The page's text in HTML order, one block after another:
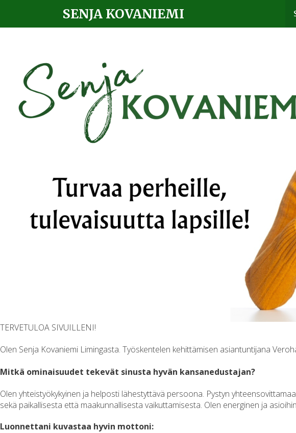
SENJA KOVANIEMI
TERVETULOA SIVUILLENI!
Olen Senja Kovaniemi Limingasta. Työskentelen kehittämisen asiantuntijana
Mitkä ominaisuudet tekevät sinusta hyvän kansanedustajan?
Olen yhteistyökykyinen ja helposti lähestyttävä persoona. Pystyn
sekä paikallisesta että maakunnallisesta vaikuttamisesta. Olen energinen ja
Luonnettani kuvastaa hyvin mottoni: